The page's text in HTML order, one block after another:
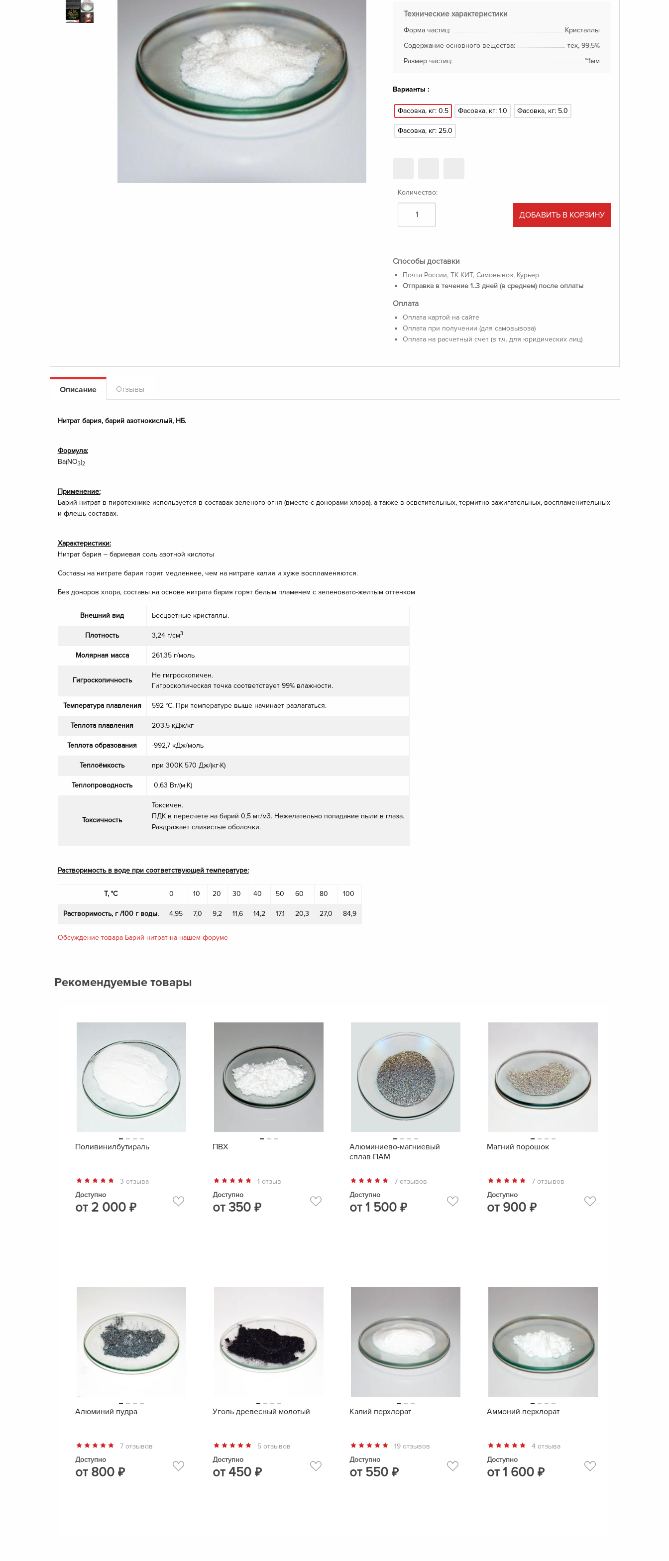
Технические характеристики
Форма частиц:
Кристаллы
Содержание основного вещества:
тех, 99,5%
Размер частиц:
~1мм
Варианты :
Фасовка, кг: 0.5 Фасовка, кг: 1.0 Фасовка, кг: 5.0
Фасовка, кг: 25.0
Количество:
ДОБАВИТЬ В КОРЗИНУ
Способы доставки
Почта России, ТК КИТ, Самовывоз, Курьер
Отправка в течение 1..3 дней (в среднем) после оплаты
Оплата
Оплата картой на сайте
Оплата при получении (для самовывоза)
Оплата на расчетный счет (в т.ч. для юридических лиц)
Описание Отзывы
Нитрат бария, барий азотнокислый, НБ.
Формула:
Ba(NO3)2
Применение:
Барий нитрат в пиротехнике используется в составах зеленого огня (вместе с донорами хлора), а также в осветительных, термитно-зажигательных, воспламенительных
и флешь составах.
Характеристики:
Нитрат бария – бариевая соль азотной кислоты
Составы на нитрате бария горят медленнее, чем на нитрате калия и хуже воспламеняются.
Без доноров хлора, составы на основе нитрата бария горят белым пламенем с зеленовато-желтым оттенком
Внешний вид Бесцветные кристаллы.
Плотность 3,24 г/см3
Молярная масса 261,35 г/моль
Гигроскопичность
Не гигроскопичен.
Гигроскопическая точка соответствует 99% влажности.
Температура плавления 592 °С. При температуре выше начинает разлагаться.
Теплота плавления 203,5 кДж/кг
Теплота образования -992,7 кДж/моль
Теплоёмкость при 300K 570 Дж/(кг·К)
Теплопроводность 0,63 Вт/(м·К)
Токсичность
Токсичен.
ПДК в пересчете на барий 0,5 мг/м3. Нежелательно попадание пыли в глаза.
Раздражает слизистые оболочки.
Растворимость в воде при соответствующей температуре:
T, °C 0 10 20 30 40 50 60 80 100
Растворимость, г /100 г воды. 4,95 7,0 9,2 11,6 14,2 17,1 20,3 27,0 84,9
Обсуждение товара Барий нитрат на нашем форуме
Рекомендуемые товары
Поливинилбутираль
3 отзыва
Доступно
от 2 000 ₽
ПВХ
1 отзыв
Доступно
от350 ₽
Алюминиево-магниевый
сплав ПАМ
7 отзывов
Доступно
от1 500 ₽
Магний порошок
7 отзывов
Доступно
от 900 ₽
Алюминий пудра
7 отзывов
Доступно
от 800 ₽
Уголь древесный молотый
5 отзывов
Доступно
от450 ₽
Калий перхлорат
19 отзывов
Доступно
от 550 ₽
Аммоний перхлорат
4 отзыва
Доступно
от1 600 ₽